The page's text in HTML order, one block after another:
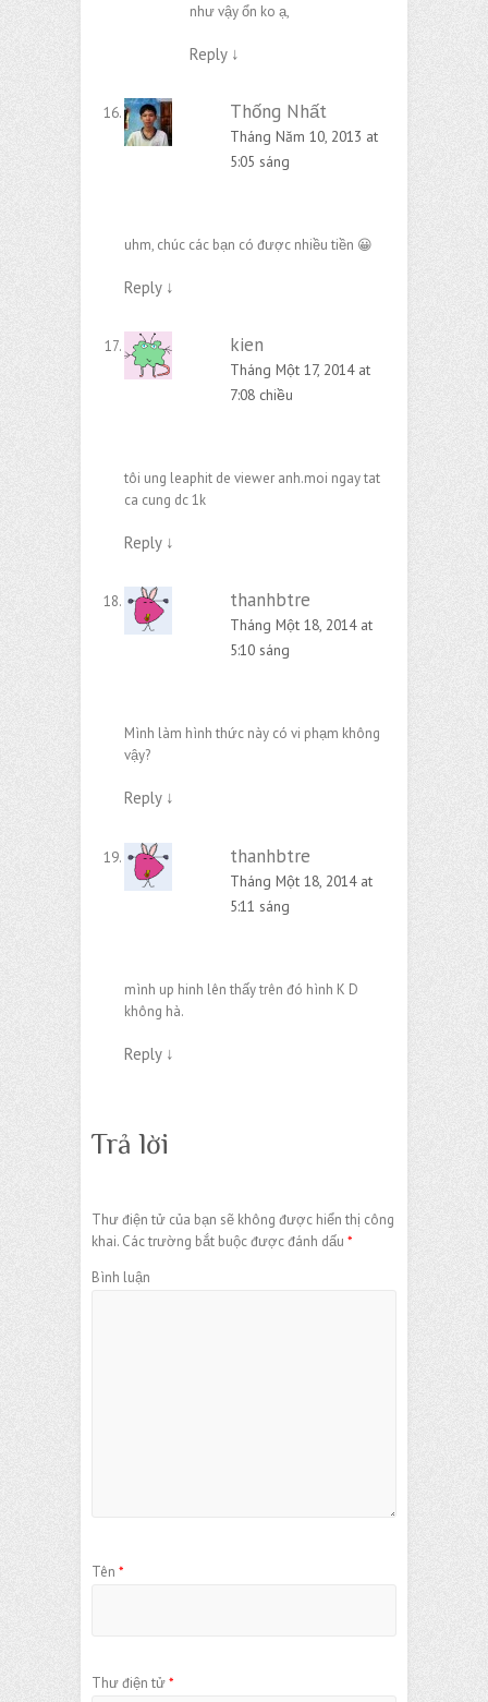
như vậy ổn ko ạ,
Reply ↓
Thống Nhất
Tháng Năm 10, 2013 at
5:05 sáng
uhm, chúc các bạn có được nhiều tiền 😀
Reply ↓
kien
Tháng Một 17, 2014 at
7:08 chiều
tôi ung leaphit de viewer anh.moi ngay tat
ca cung dc 1k
Reply ↓
thanhbtre
Tháng Một 18, 2014 at
5:10 sáng
Mình làm hình thức này có vi phạm không
vậy?
Reply ↓
thanhbtre
Tháng Một 18, 2014 at
5:11 sáng
mình up hinh lên thấy trên đó hình K D
không hà.
Reply ↓
Trả lời
Thư điện tử của bạn sẽ không được hiển thị công
khai. Các trường bắt buộc được đánh dấu *
Bình luận
Tên *
Thư điện tử*